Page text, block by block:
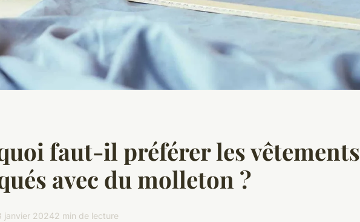
faut-il préférer les vêtements
avec du molleton ?
janvier 20242 min de lecture